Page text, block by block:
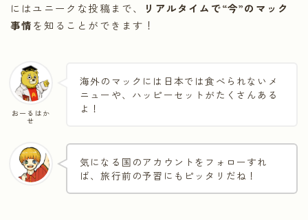
にはユニークな投稿まで、
リアルタイムで“今”のマック
事情を知ることができます！
おーるはか
せ
海外のマックには日本では食べられないメ
ニューや、ハッピーセットがたくさんある
よ！
気になる国のアカウントをフォローすれ
ば、旅行前の予習にもピッタリだね！